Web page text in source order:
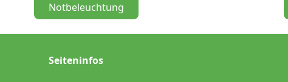
Notbeleuchtung
Seiteninfos